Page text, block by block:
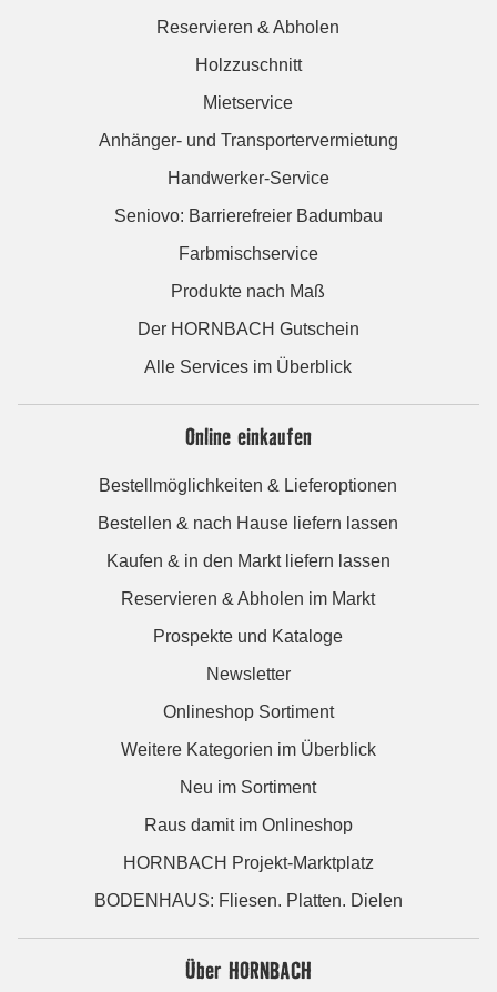
Reservieren & Abholen
Holzzuschnitt
Mietservice
Anhänger- und Transportervermietung
Handwerker-Service
Seniovo: Barrierefreier Badumbau
Farbmischservice
Produkte nach Maß
Der HORNBACH Gutschein
Alle Services im Überblick
Online einkaufen
Bestellmöglichkeiten & Lieferoptionen
Bestellen & nach Hause liefern lassen
Kaufen & in den Markt liefern lassen
Reservieren & Abholen im Markt
Prospekte und Kataloge
Newsletter
Onlineshop Sortiment
Weitere Kategorien im Überblick
Neu im Sortiment
Raus damit im Onlineshop
HORNBACH Projekt-Marktplatz
BODENHAUS: Fliesen. Platten. Dielen
Über HORNBACH